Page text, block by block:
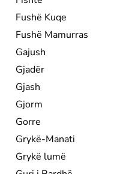
Fushë Kuqe
Fushë Mamurras
Gajush
Gjadër
Gjash
Gjorm
Gorre
Grykë-Manati
Grykë lumë